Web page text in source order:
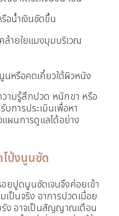
อน้ำเงินชัดขึ้น
ายใยแมงมุมบริเวณ
นหรือคดเคี้ยวใต้ผิวหนัง
ามรู้สึกปวด หนักขา หรือ
บการประเมินเพื่อหา
แผนการดูแลได้อย่าง
โป่งนูนชัด
ยปูดนูนชัดเจนจึงค่อยเข้า
เป็นจริง อาการปวดเมื่อย
ง อาจเป็นสัญญาณเตือน